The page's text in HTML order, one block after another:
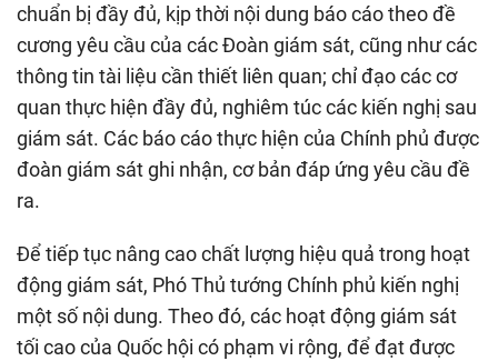
chuẩn bị đầy đủ, kịp thời nội dung báo cáo theo đề
cương yêu cầu của các Đoàn giám sát, cũng như các
thông tin tài liệu cần thiết liên quan; chỉ đạo các cơ
quan thực hiện đầy đủ, nghiêm túc các kiến nghị sau
giám sát. Các báo cáo thực hiện của Chính phủ được
đoàn giám sát ghi nhận, cơ bản đáp ứng yêu cầu đề
ra.
Để tiếp tục nâng cao chất lượng hiệu quả trong hoạt
động giám sát, Phó Thủ tướng Chính phủ kiến nghị
một số nội dung. Theo đó, các hoạt động giám sát
tối cao của Quốc hội có phạm vi rộng, để đạt được